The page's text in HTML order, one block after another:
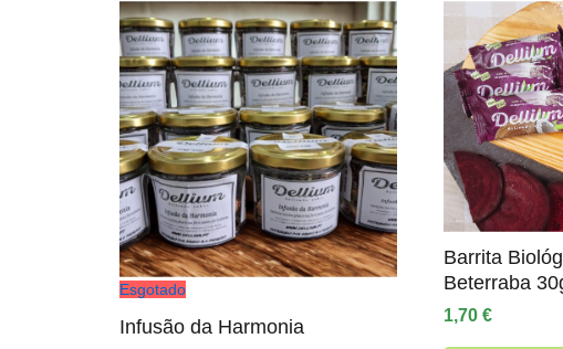
Esgotado
Infusão da Harmonia
Barrita
Beterraba
1,70 €